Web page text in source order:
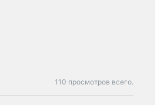
110 просмотров всего.